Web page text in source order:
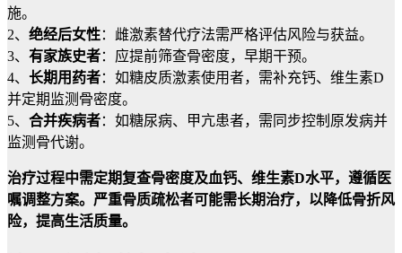
施。
2、 绝经后女性：雌激素替代疗法需严格评估风险与获益。
3、 有家族史者：应提前筛查骨密度，早期干预。
4、 长期用药者：如糖皮质激素使用者，需补充钙、维生素D
并定期监测骨密度。
5、 合并疾病者：如糖尿病、甲亢患者，需同步控制原发病并
监测骨代谢。
治疗过程中需定期复查骨密度及血钙、维生素D水平，遵循医
嘱调整方案。严重骨质疏松者可能需长期治疗，以降低骨折风
险，提高生活质量。